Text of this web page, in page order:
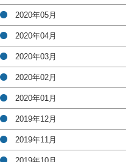
2020年05月
2020年04月
2020年03月
2020年02月
2020年01月
2019年12月
2019年11月